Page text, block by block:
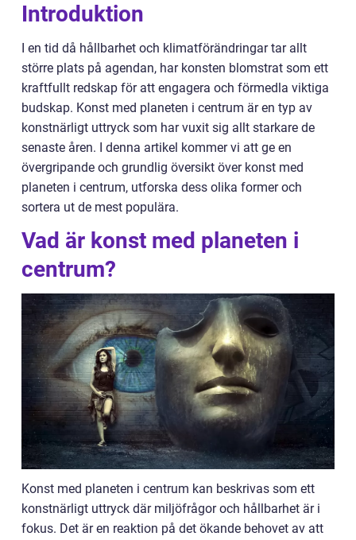
Introduktion
I en tid då hållbarhet och klimatförändringar tar allt
större plats på agendan, har konsten blomstrat som ett
kraftfullt redskap för att engagera och förmedla viktiga
budskap. Konst med planeten i centrum är en typ av
konstnärligt uttryck som har vuxit sig allt starkare de
senaste åren. I denna artikel kommer vi att ge en
övergripande och grundlig översikt över konst med
planeten i centrum, utforska dess olika former och
sortera ut de mest populära.
Vad är konst med planeten i
centrum?
Konst med planeten i centrum kan beskrivas som ett
konstnärligt uttryck där miljöfrågor och hållbarhet är i
fokus. Det är en reaktion på det ökande behovet av att